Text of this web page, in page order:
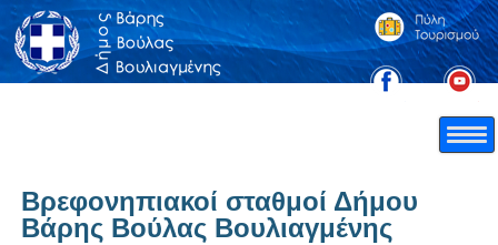
Βρεφονηπιακοί σταθμοί Δήμου
Βάρης Βούλας Βουλιαγμένης